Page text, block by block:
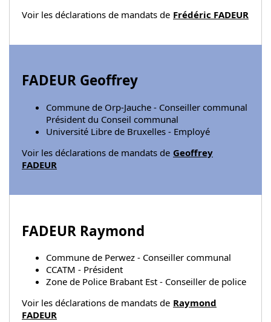
Voir les déclarations de mandats de Frédéric FADEUR
FADEUR Geoffrey
Commune de Orp-Jauche - Conseiller communal
Président du Conseil communal
Université Libre de Bruxelles - Employé
Voir les déclarations de mandats de Geoffrey
FADEUR
FADEUR Raymond
Commune de Perwez - Conseiller communal
CCATM - Président
Zone de Police Brabant Est - Conseiller de police
Voir les déclarations de mandats de Raymond
FADEUR